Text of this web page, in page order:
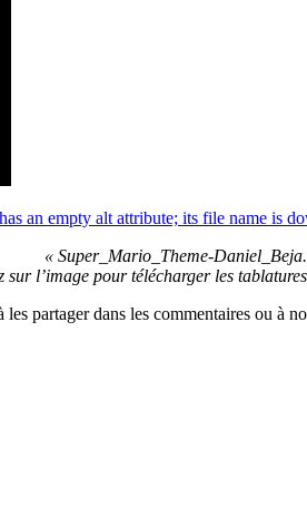
« Super_Mario_Theme-
sur l’image pour télécharger les
partager dans les commentaires ou à